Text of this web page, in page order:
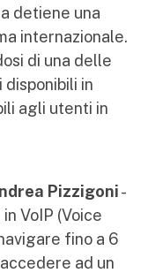
detiene una
internazionale.
di una delle
in
agli utenti in
Pizzigoni-
VoIP (Voice
fino a 6
ad un